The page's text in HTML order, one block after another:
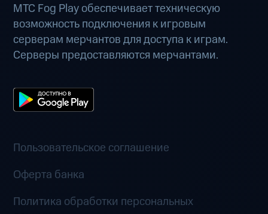
МТС Fog Play обеспечивает техническую
возможность подключения к игровым
серверам мерчантов для доступа к играм.
Серверы предоставляются мерчантами.
Пользовательское соглашение
Оферта банка
Политика обработки персональных